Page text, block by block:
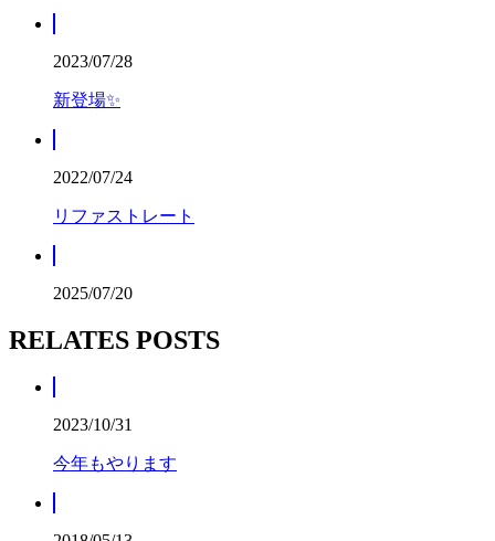
2023/07/28
新登場✨️
2022/07/24
リファストレート
2025/07/20
RELATES POSTS
2023/10/31
今年もやります